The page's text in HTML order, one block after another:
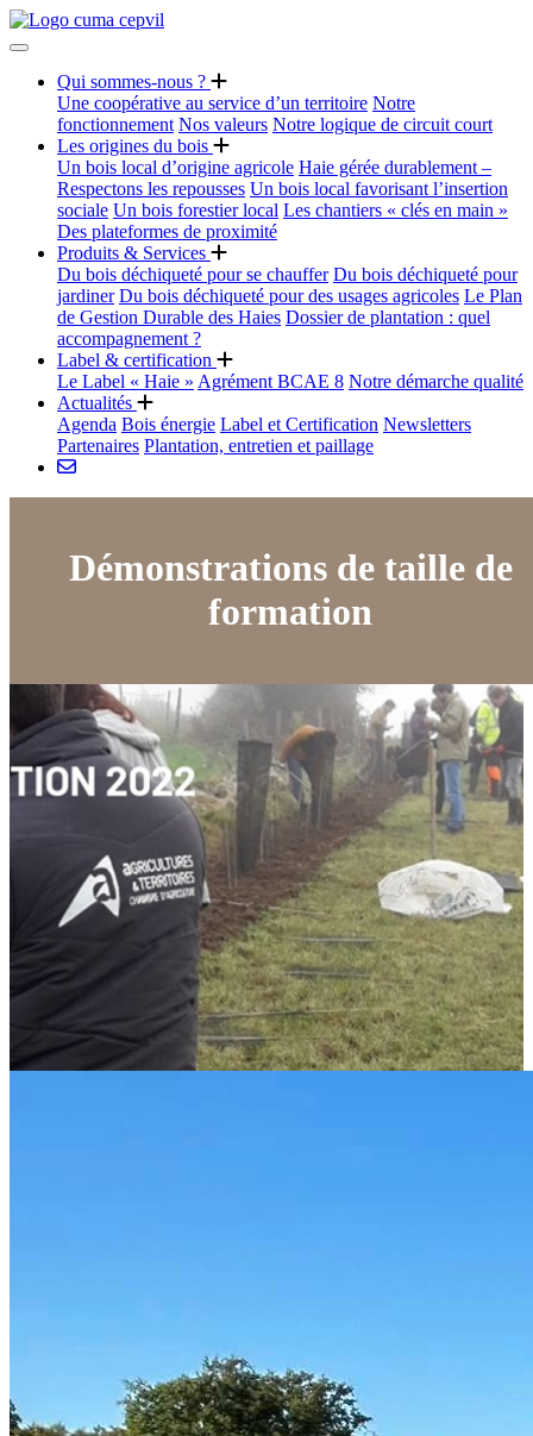
Qui sommes-nous ?
Une coopérative au service d’un territoire Notre
fonctionnement Nos valeurs Notre logique de circuit court
Les origines du bois
Un bois local d’origine agricole Haie gérée durablement –
Respectons les repousses Un bois local favorisant l’insertion
sociale Un bois forestier local Les chantiers « clés en main »
Des plateformes de proximité
Produits & Services
Du bois déchiqueté pour se chauffer Du bois déchiqueté pour
jardiner Du bois déchiqueté pour des usages agricoles Le Plan
de Gestion Durable des Haies Dossier de plantation : quel
accompagnement ?
Label & certification
Le Label « Haie » Agrément BCAE 8 Notre démarche qualité
Actualités
Agenda Bois énergie Label et Certification Newsletters
Partenaires Plantation, entretien et paillage
Démonstrations de taille de
formation